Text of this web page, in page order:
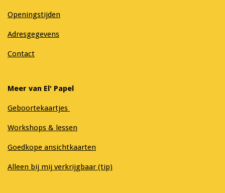
Openingstijden
Adresgegevens
Contact
Meer van El' Papel
Geboortekaartjes
Workshops & lessen
Goedkope ansichtkaarten
Alleen bij mij verkrijgbaar (tip)